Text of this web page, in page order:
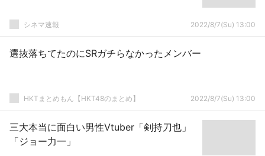
シネマ速報 2022/8/7(Su) 13:00
選抜落ちてたのにSRガチらなかったメンバー
HKTまとめもん【HKT48のまとめ】 2022/8/7(Su) 13:00
三大本当に面白い男性Vtuber「剣持刀也」
「ジョー力一」